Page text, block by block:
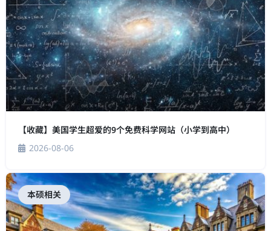
【收藏】美国学生超爱的9个免费科学网站（小学到高中）
2026-08-06
本硕相关